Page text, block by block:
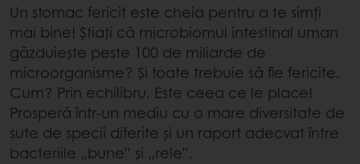
Un stomac fericit este cheia pentru a te simți
mai bine! Știați că microbiomul intestinal uman
găzduiește peste 100 de miliarde de
microorganisme? Și toate trebuie să fie fericite.
Cum? Prin echilibru. Este ceea ce le place!
Prosperă într-un mediu cu o mare diversitate de
sute de specii diferite și un raport adecvat între
bacteriile „bune” și „rele”.